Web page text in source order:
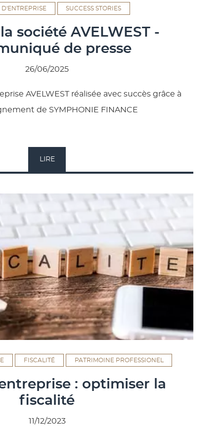
D'ENTREPRISE SUCCESS STORIES
société AVELWEST -
de presse
26/06/2025
AVELWEST réalisée avec succès grâce à
de SYMPHONIE FINANCE
LIRE
FISCALITÉ PATRIMOINE PROFESSIONEL
: optimiser la
fiscalité
11/12/2023